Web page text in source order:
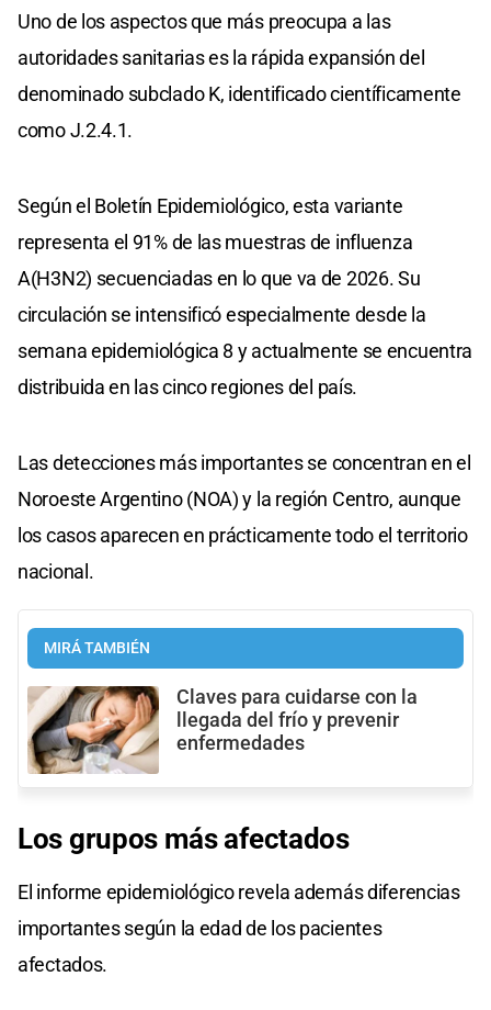
Uno de los aspectos que más preocupa a las
autoridades sanitarias es la rápida expansión del
denominado subclado K, identificado científicamente
como J.2.4.1.
Según el Boletín Epidemiológico, esta variante
representa el 91% de las muestras de influenza
A(H3N2) secuenciadas en lo que va de 2026. Su
circulación se intensificó especialmente desde la
semana epidemiológica 8 y actualmente se encuentra
distribuida en las cinco regiones del país.
Las detecciones más importantes se concentran en el
Noroeste Argentino (NOA) y la región Centro, aunque
los casos aparecen en prácticamente todo el territorio
nacional.
MIRÁ TAMBIÉN
Claves para cuidarse con la
llegada del frío y prevenir
enfermedades
Los grupos más afectados
El informe epidemiológico revela además diferencias
importantes según la edad de los pacientes
afectados.